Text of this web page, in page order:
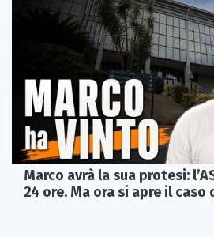
Marco avrà la sua protesi:
24 ore. Ma ora si apre il caso